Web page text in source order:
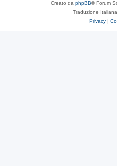
Creato da phpBB® Forum
Traduzione Italiana
Privacy |